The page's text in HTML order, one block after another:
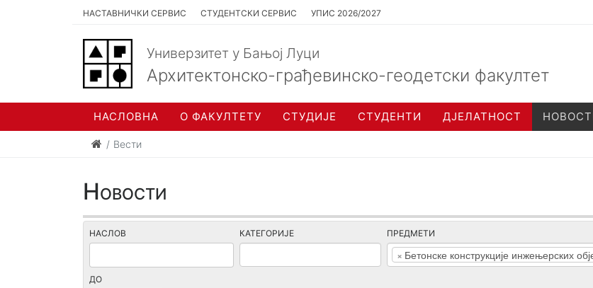
НАСТАВНИЧКИ СЕРВИС СТУДЕНТСКИ СЕРВИС УПИС 2026/2027
Универзитет у Бањој Луци
Архитектонско-грађевинско-геодетски факултет
НАСЛОВНА О ФАКУЛТЕТУ СТУДИЈЕ СТУДЕНТИ ДЈЕЛАТНОСТ
Вести
Новости
НАСЛОВ КАТЕГОРИЈЕ ПРЕДМЕТИ
× Бетонске конструкције инжењерских
ДО